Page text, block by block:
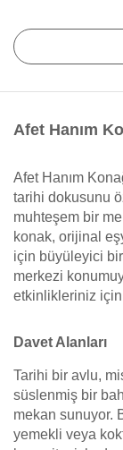
Afet Hanım
Afet Hanım
tarihi dokusunu
muhteşem bir
konak, orijinal
için büyüleyici
merkezi
etkinlikleriniz
Davet Alanları
Tarihi bir avlu,
süslenmiş bir
mekan sunuyor.
yemekli veya